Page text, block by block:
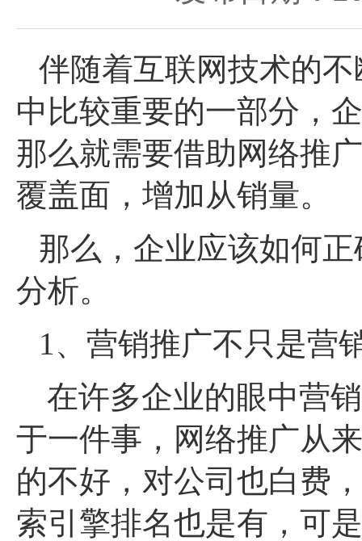
伴随着互联网技术的
中比较重要的一部分，
那么就需要借助网络推
覆盖面，增加从销量。
那么，企业应该如何
分析。
1、营销推广不只是营
在许多企业的眼中营
于一件事，网络推广从来
的不好，对公司也白费
索引擎排名也是有，可